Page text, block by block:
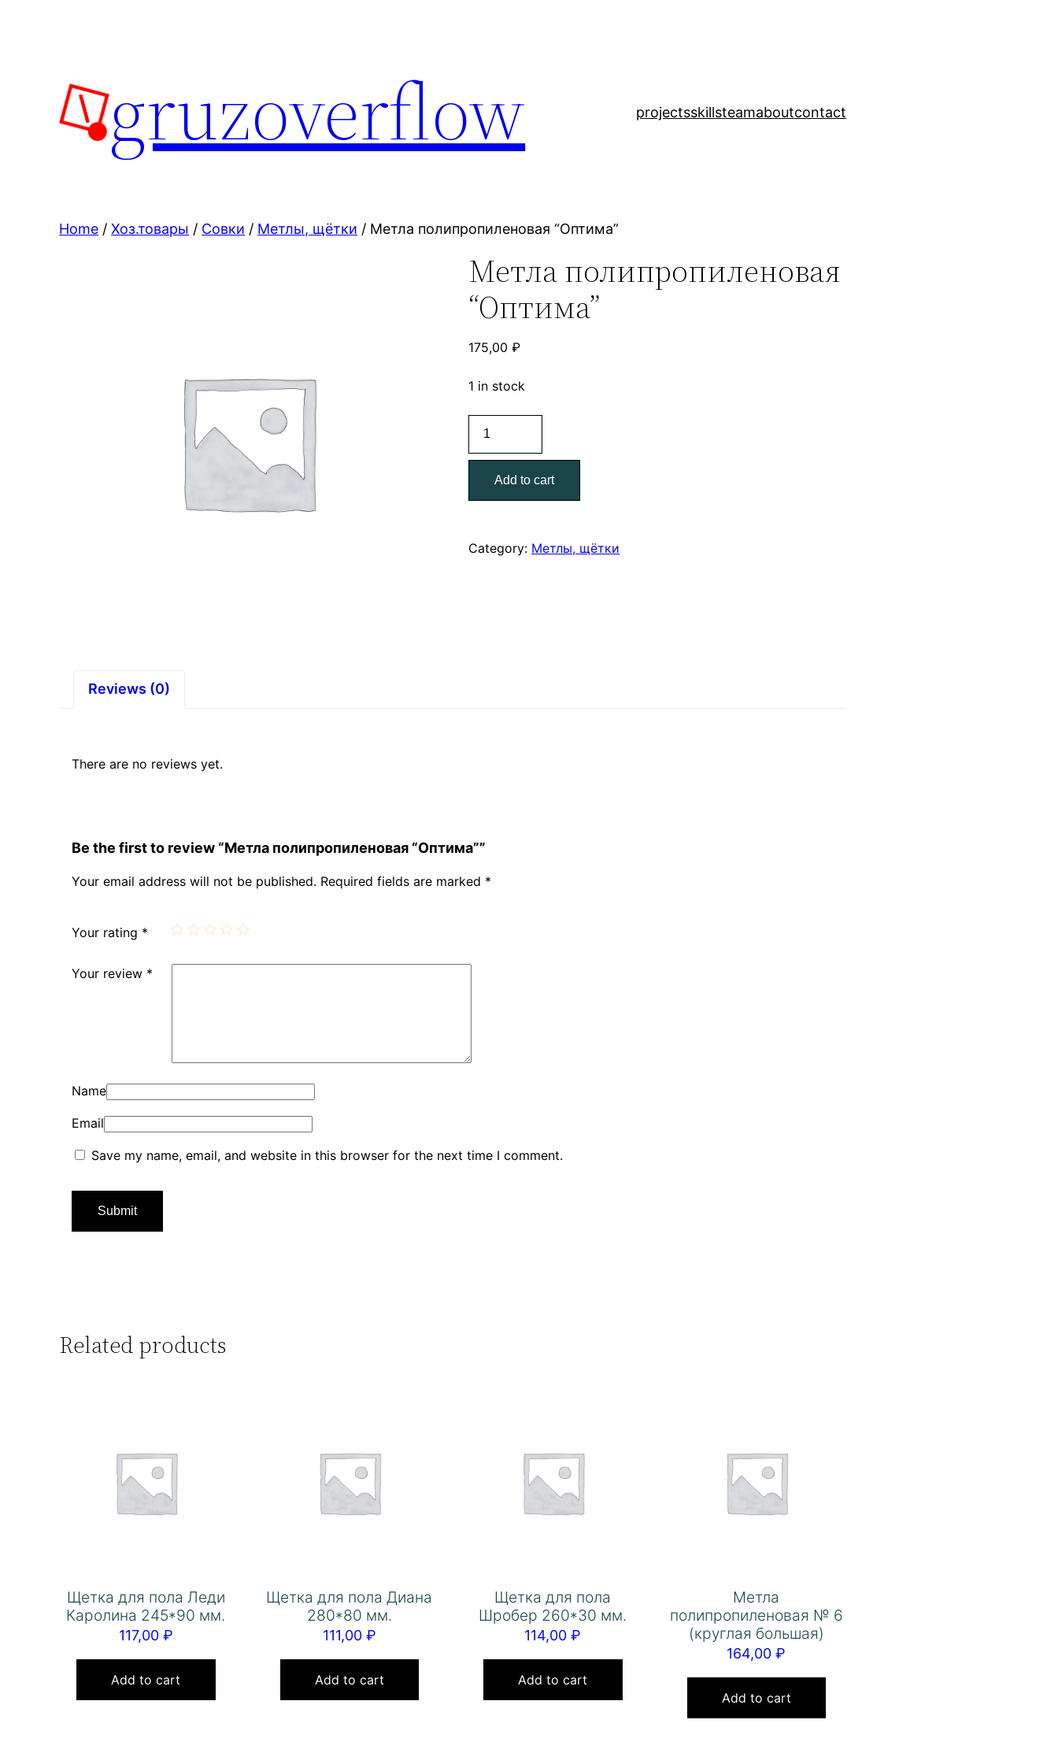
gruzoverflow projectsskillsteamaboutcontact
Home /Хоз.товары / Совки / Метлы, щётки / Метла полипропиленовая “Оптима”
Метла полипропиленовая
“Оптима”
175,00₽
1 in stock
"Оптима"
quantityAdd to cart
Category: Метлы, щётки
Reviews (0)
There are no reviews yet.
Be the first to review “Метла полипропиленовая “Оптима””
Your email address will not be published. Required fields are marked *
Your rating *
Your review *
Name
Email
Save my name, email, and website in this browser for the next time I comment.
Related products
Щетка для пола Леди
Каролина 245*90 мм.
117,00 ₽
Add to cart
Щетка для пола Диана
280*80 мм.
111,00 ₽
Add to cart
Щетка для пола
Шробер 260*30 мм.
114,00₽
Add to cart
Метла
полипропиленовая № 6
(круглая большая)
164,00₽
Add to cart